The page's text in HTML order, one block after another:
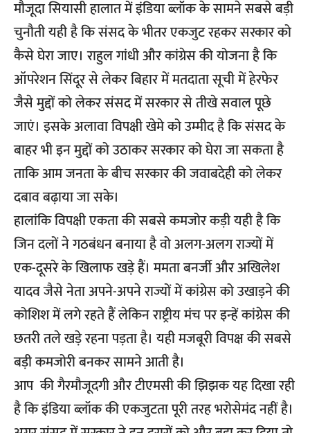
मौजूदा सियासी हालात में इंडिया ब्लॉक के सामने सबसे बड़ी
चुनौती यही है कि संसद के भीतर एकजुट रहकर सरकार को
कैसे घेरा जाए। राहुल गांधी और कांग्रेस की योजना है कि
ऑपरेशन सिंदूर से लेकर बिहार में मतदाता सूची में हेरफेर
जैसे मुद्दों को लेकर संसद में सरकार से तीखे सवाल पूछे
जाएं। इसके अलावा विपक्षी खेमे को उम्मीद है कि संसद के
बाहर भी इन मुद्दों को उठाकर सरकार को घेरा जा सकता है
ताकि आम जनता के बीच सरकार की जवाबदेही को लेकर
दबाव बढ़ाया जा सके।
हालांकि विपक्षी एकता की सबसे कमजोर कड़ी यही है कि
जिन दलों ने गठबंधन बनाया है वो अलग-अलग राज्यों में
एक-दूसरे के खिलाफ खड़े हैं। ममता बनर्जी और अखिलेश
यादव जैसे नेता अपने-अपने राज्यों में कांग्रेस को उखाड़ने की
कोशिश में लगे रहते हैं लेकिन राष्ट्रीय मंच पर इन्हें कांग्रेस की
छतरी तले खड़े रहना पड़ता है। यही मजबूरी विपक्ष की सबसे
बड़ी कमजोरी बनकर सामने आती है।
आप की गैरमौजूदगी और टीएमसी की झिझक यह दिखा रही
है कि इंडिया ब्लॉक की एकजुटता पूरी तरह भरोसेमंद नहीं है।